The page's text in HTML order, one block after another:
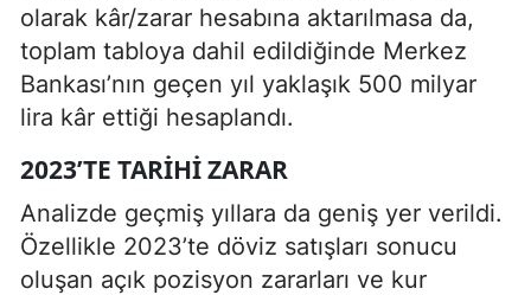
olarak kâr/zarar hesabına aktarılmasa da,
toplam tabloya dahil edildiğinde Merkez
Bankası’nın geçen yıl yaklaşık 500 milyar
lira kâr ettiği hesaplandı.
2023’TE TARIHI ZARAR
Analizde geçmiş yıllara da geniş yer verildi.
Özellikle 2023’te döviz satışları sonucu
oluşan açık pozisyon zararları ve kur